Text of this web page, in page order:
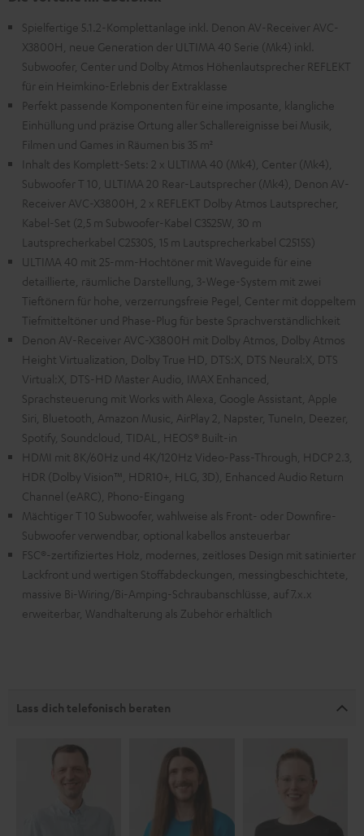
Spielfertige 5.1.2-Komplettanlage inkl. Denon AV-Receiver AVC-
X3800H, neue Generation der ULTIMA 40 Serie (Mk4) inkl.
Subwoofer, Center und Dolby Atmos Höhenlautsprecher REFLEKT
für ein Heimkino-Erlebnis der Extraklasse
Perfekt passende Komponenten für eine imposante, klangliche
Einhüllung und präzise Ortung aller Schallereignisse bei Musik,
Filmen und Games in Räumen bis 35 m²
Inhalt des Komplett-Sets: 2 x ULTIMA 40 (Mk4), Center (Mk4),
Subwoofer T 10, ULTIMA 20 Rear-Lautsprecher (Mk4), Denon AV-
Receiver AVC-X3800H, 2 x REFLEKT Dolby Atmos Lautsprecher,
Kabel-Set (2,5 m Subwoofer-Kabel C3525W, 30 m
Lautsprecherkabel C2530S, 15 m Lautsprecherkabel C2515S)
ULTIMA 40 mit 25-mm-Hochtöner mit Waveguide für eine
detaillierte, räumliche Darstellung, 3-Wege-System mit zwei
Tieftönern für hohe, verzerrungsfreie Pegel, Center mit doppeltem
Tiefmitteltöner und Phase-Plug für beste Sprachverständlichkeit
Denon AV-Receiver AVC-X3800H mit Dolby Atmos, Dolby Atmos
Height Virtualization, Dolby True HD, DTS:X, DTS Neural:X, DTS
Virtual:X, DTS-HD Master Audio, IMAX Enhanced,
Sprachsteuerung mit Works with Alexa, Google Assistant, Apple
Siri, Bluetooth, Amazon Music, AirPlay 2, Napster, TuneIn, Deezer,
Spotify, Soundcloud, TIDAL, HEOS® Built-in
HDMI mit 8K/60Hz und 4K/120Hz Video-Pass-Through, HDCP 2.3,
HDR (Dolby Vision™, HDR10+, HLG, 3D), Enhanced Audio Return
Channel (eARC), Phono-Eingang
Mächtiger T 10 Subwoofer, wahlweise als Front- oder Downfire-
Subwoofer verwendbar, optional kabellos ansteuerbar
FSC®-zertifiziertes Holz, modernes, zeitloses Design mit satinierter
Lackfront und wertigen Stoffabdeckungen, messingbeschichtete,
massive Bi-Wiring/Bi-Amping-Schraubanschlüsse, auf 7.x.x
erweiterbar, Wandhalterung als Zubehör erhältlich
Lass dich telefonisch beraten